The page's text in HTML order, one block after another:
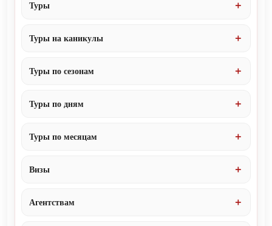
Туры
Туры на каникулы
Туры по сезонам
Туры по дням
Туры по месяцам
Визы
Агентствам